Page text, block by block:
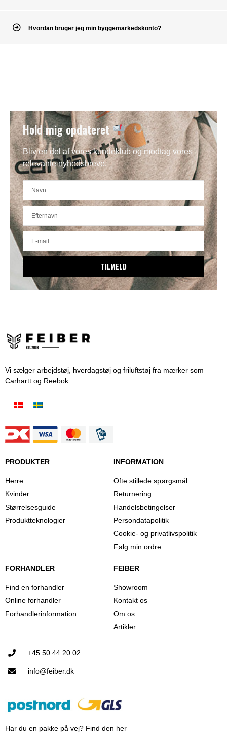
Hvordan bruger jeg min byggemarkedskonto?
Hold mig opdateret
Bliv en del af vores kundeklub og modtag vores
relevante nyhedsbreve.
TILMELD
Vi sælger arbejdstøj, hverdagstøj og friluftstøj fra mærker som
Carhartt og Reebok.
PRODUKTER
Herre
Kvinder
Størrelsesguide
Produktteknologier
INFORMATION
Ofte stillede spørgsmål
Returnering
Handelsbetingelser
Persondatapolitik
Cookie- og privatlivspolitik
Følg min ordre
FORHANDLER
Find en forhandler
Online forhandler
Forhandlerinformation
FEIBER
Showroom
Kontakt os
Om os
Artikler
+45 50 44 20 02
info@feiber.dk
Har du en pakke på vej? Find den her